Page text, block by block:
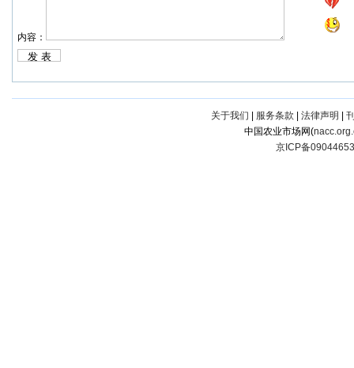
内容：
关于我们 服务条款 法律声明
中国农业市场网(
京ICP备